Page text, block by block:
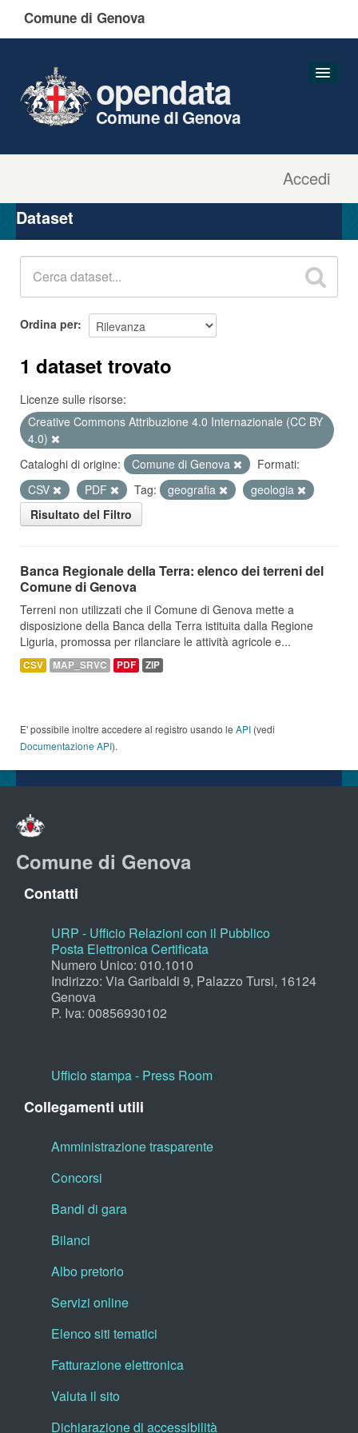
Comune di Genova
Accedi
opendata
Comune di Genova
Organizzazioni
Gruppi
Dataset
Ordina per
1 dataset trovato
Licenze sulle risorse:
Creative Commons Attribuzione 4.0 Internazionale (CC BY
4.0)
Cataloghi di origine:
Comune di Genova
Formati:
CSV
PDF Tag: geografia
geologia
Risultato del Filtro
Banca Regionale della Terra: elenco dei terreni del
Comune di Genova
Terreni non utilizzati che il Comune di Genova mette a
disposizione della Banca della Terra istituita dalla Regione
Liguria, promossa per rilanciare le attività agricole e...
CSV MAP_SRVC PDF ZIP
E' possibile inoltre accedere al registro usando le API (vedi
Documentazione API).
Comune di Genova
Contatti
URP - Ufficio Relazioni con il Pubblico
Posta Elettronica Certificata
Numero Unico: 010.1010
Indirizzo: Via Garibaldi 9, Palazzo Tursi, 16124
Genova
P. Iva: 00856930102
Ufficio stampa - Press Room
Collegamenti utili
Amministrazione trasparente
Concorsi
Bandi di gara
Bilanci
Albo pretorio
Servizi online
Elenco siti tematici
Fatturazione elettronica
Valuta il sito
Dichiarazione di accessibilità